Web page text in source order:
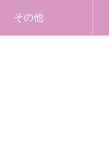
その他